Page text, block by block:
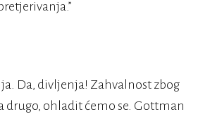
Da, divljenja! Zahvalnost zbog
drugo, ohladit ćemo se. Gottman